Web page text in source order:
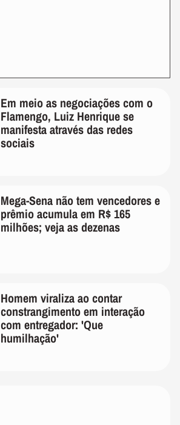
Em meio as negociações com o
Flamengo, Luiz Henrique se
manifesta através das redes
sociais
Mega-Sena não tem vencedores e
prêmio acumula em R$ 165
milhões; veja as dezenas
Homem viraliza ao contar
constrangimento em interação
com entregador: 'Que
humilhação'